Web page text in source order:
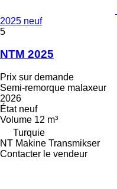
2025 neuf
5
NTM 2025
Prix sur demande
Semi-remorque malaxeur
2026
État neuf
Volume 12 m³
Turquie
NT Makine Transmikser
Contacter le vendeur